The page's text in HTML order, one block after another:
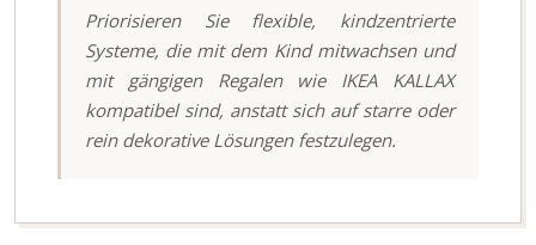
Priorisieren Sie flexible, kindzentrierte
Systeme, die mit dem Kind mitwachsen und
mit gängigen Regalen wie IKEA KALLAX
kompatibel sind, anstatt sich auf starre oder
rein dekorative Lösungen festzulegen.